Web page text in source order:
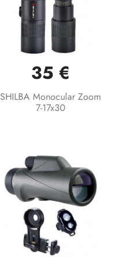
35 €
SHILBA Monocular Zoom
7-17x30